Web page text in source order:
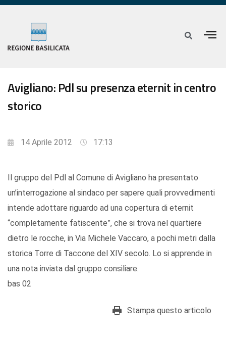
Avigliano: Pdl su presenza eternit in centro
storico
14 Aprile 2012 17:13
Il gruppo del Pdl al Comune di Avigliano ha presentato
un’interrogazione al sindaco per sapere quali provvedimenti
intende adottare riguardo ad una copertura di eternit
“completamente fatiscente”, che si trova nel quartiere
dietro le rocche, in Via Michele Vaccaro, a pochi metri dalla
storica Torre di Taccone del XIV secolo. Lo si apprende in
una nota inviata dal gruppo consiliare.
bas 02
Stampa questo articolo